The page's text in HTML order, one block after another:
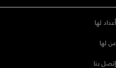
أعداد لها
عن لها
إتصل بنا